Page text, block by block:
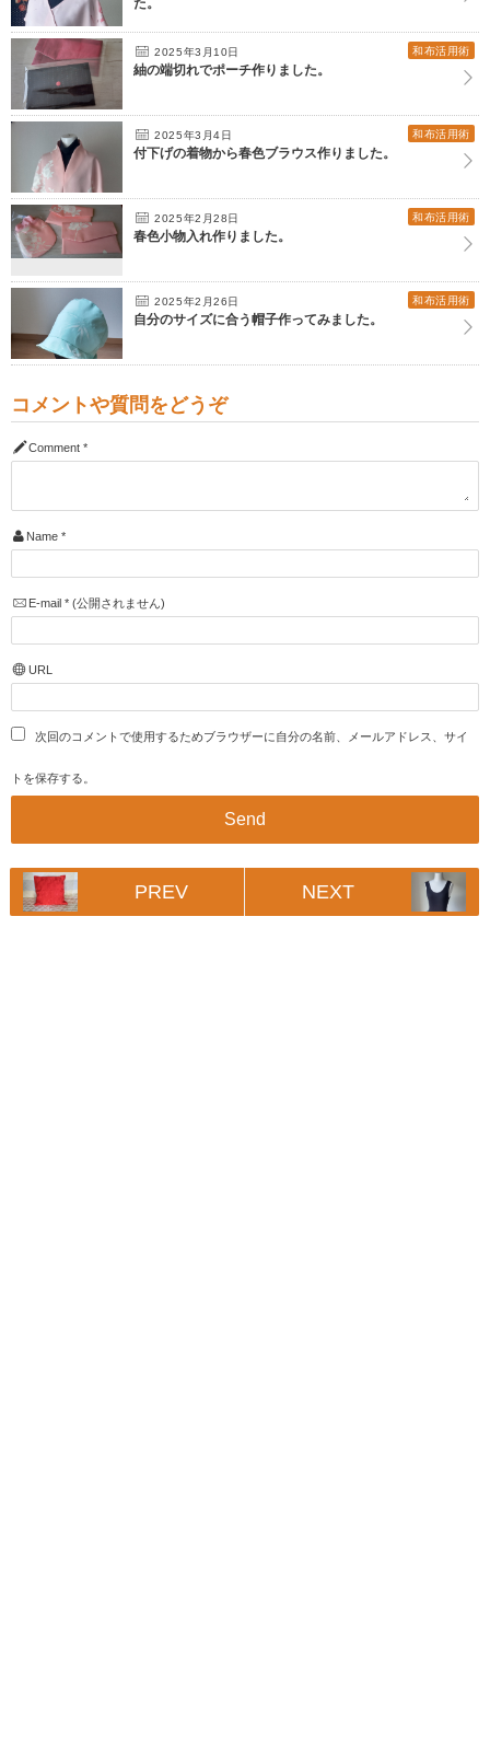
た。
2025年3月10日 和布活用術
紬の端切れでポーチ作りました。
2025年3月4日 和布活用術
付下げの着物から春色ブラウス作りました。
2025年2月28日 和布活用術
春色小物入れ作りました。
2025年2月26日 和布活用術
自分のサイズに合う帽子作ってみました。
コメントや質問をどうぞ
Comment *
Name *
E-mail *(公開されません)
URL
次回のコメントで使用するためブラウザーに自分の名前、メールアドレス、サイ
トを保存する。
PREV NEXT